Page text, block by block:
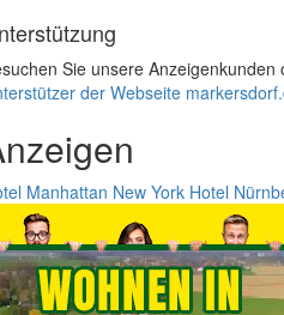
Sie unsere
der Webseite
Manhattan New York Hotel